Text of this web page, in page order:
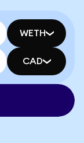
WETH
CAD